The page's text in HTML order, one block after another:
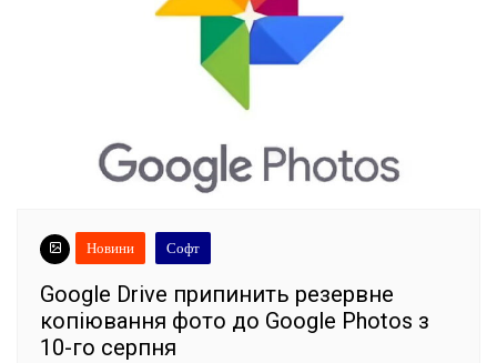
Новини Софт
Google Drive припинить резервне
копіювання фото до Google Photos з
10-го серпня